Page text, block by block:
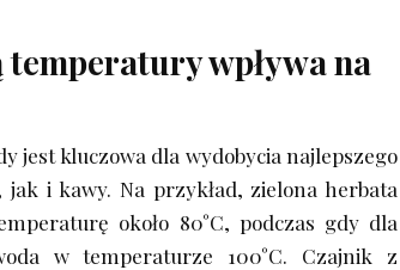
wpływa na
jest kluczowa dla wydobycia najlepszego
i kawy. Na przykład, zielona herbata
około 80°C, podczas gdy dla
w temperaturze 100°C. Czajnik z